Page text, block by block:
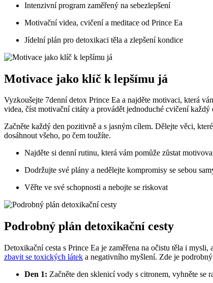
Intenzivní program zaměřený na sebezlepšení
Motivační videa, cvičení a meditace od Prince Ea
Jídelní plán pro detoxikaci těla a zlepšení kondice
Motivace jako klíč k lepšímu já
Vyzkoušejte 7denní detox Prince Ea a najděte motivaci, která
videa, číst motivační citáty a provádět jednoduché cvičení každý
Začněte každý den pozitivně a s jasným cílem. Dělejte věci,
dosáhnout všeho, po čem toužíte.
Najděte si denní rutinu, která vám pomůže zůstat
Dodržujte své plány a nedělejte kompromisy se sebou
Věřte ve své schopnosti a nebojte se riskovat
Podrobný plán detoxikační cesty
Detoxikační cesta s Prince Ea je zaměřena na očistu těla i
zbavit se toxických látek a negativního myšlení. Zde je
Den 1: Začněte den sklenicí vody s citronem, vyhněte se